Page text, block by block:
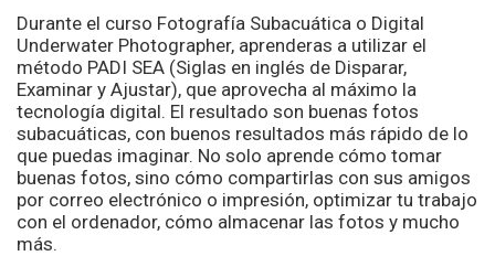
Durante el curso Fotografía Subacuática o Digital
Underwater Photographer, aprenderas a utilizar el
método PADI SEA (Siglas en inglés de Disparar,
Examinar y Ajustar), que aprovecha al máximo la
tecnología digital. El resultado son buenas fotos
subacuáticas, con buenos resultados más rápido de lo
que puedas imaginar. No solo aprende cómo tomar
buenas fotos, sino cómo compartirlas con sus amigos
por correo electrónico o impresión, optimizar tu trabajo
con el ordenador, cómo almacenar las fotos y mucho
más.